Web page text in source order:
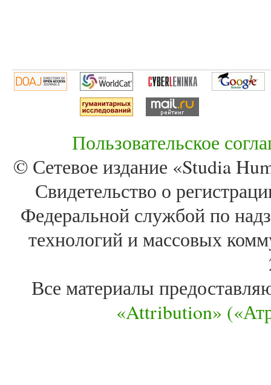
Пользовательское
© Сетевое издание «Studia
Свидетельство о
Федеральной службой по
технологий и массовых
Все материалы
«Attribution»